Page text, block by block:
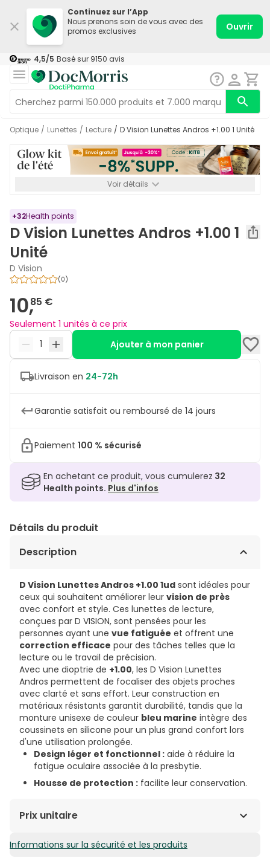
Continuez sur l’App
Nous prenons soin de vous avec des
promos exclusives
Ouvrir
4,5/5 Basé sur 9150 avis
Optique / Lunettes / Lecture / D Vision Lunettes Andros +1.00 1 Unité
Voir détails
+32Health points
D Vision Lunettes Andros +1.00 1
Unité
D Vision
(0)
10,85 €
Seulement 1 unités à ce prix
Ajouter à mon panier
Livraison en 24-72h
Garantie satisfait ou remboursé de 14 jours
Paiement 100 % sécurisé
En achetant ce produit, vous cumulerez 32
Health points. Plus d'infos
Détails du produit
Description
D Vision Lunettes Andros +1.00 1ud sont idéales pour
ceux qui souhaitent améliorer leur vision de près
avec confort et style. Ces lunettes de lecture,
conçues par D VISION, sont pensées pour les
personnes ayant une vue fatiguée et offrent une
correction efficace pour des tâches telles que la
lecture ou le travail de précision.
Avec une dioptrie de +1.00, les D Vision Lunettes
Andros permettent de focaliser des objets proches
avec clarté et sans effort. Leur construction en
matériaux résistants garantit durabilité, tandis que la
monture unisexe de couleur bleu marine intègre des
coussinets en silicone pour un plus grand confort lors
d'une utilisation prolongée.
Design léger et fonctionnel : aide à réduire la
fatigue oculaire associée à la presbytie.
Housse de protection : facilite leur conservation.
Prix unitaire
10,85€ / Unités
Informations sur la sécurité et les produits